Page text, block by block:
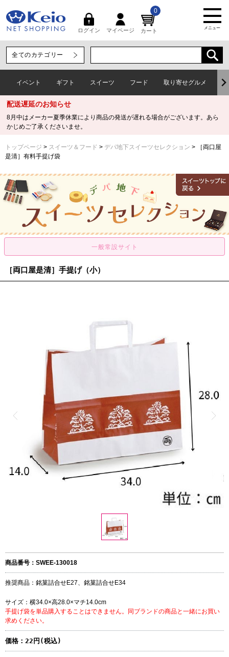
ログイン マイページ カート
0
メニュー
イベント ギフト スイーツ フード 取り寄せグルメ
配送遅延のお知らせ
8月中はメーカー夏季休業により商品の発送が遅れる場合がございます。あら
かじめご了承くださいませ。
トップページ スイーツ＆フード デパ地下スイーツセレクション
［両口屋
是清］有料手提げ袋
［両口屋是清］手提げ（小）
商品番号：SWEE-130018
推奨商品：銘菓詰合せE27、銘菓詰合せE34
サイズ：横34.0×高28.0×マチ14.0cm
手提げ袋を単品購入することはできません。同ブランドの商品と一緒にお買い
求めください。
価格： 22円(税込)